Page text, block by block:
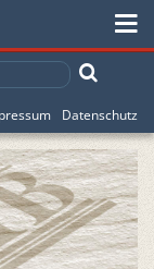
Datenschutz